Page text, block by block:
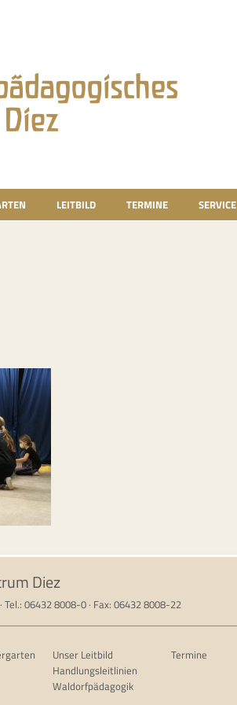
LEITBILD TERMINE SERVICE
Diez
06432 8008-0 · Fax: 06432 8008-22
Unser Leitbild
Handlungsleitlinien
Waldorfpädagogik
Termine